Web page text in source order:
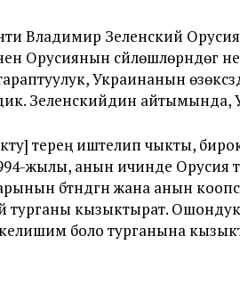
Владимир Зеленский
Орусиянын сүйлөшүүлөрүндөгү
Украинанын
Зеленскийдин айтымында,
терең иштелип чыкты,
жылы, анын ичинде Орусия
бүтүндүгүн жана анын
турганы кызыктырат.
келишим боло турганына